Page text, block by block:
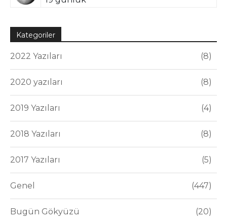
Kategoriler
2022 Yazıları 8
2020 yazıları 8
2019 Yazıları 4
2018 Yazıları 8
2017 Yazıları 5
Genel 447
Bugün Gökyüzü 20